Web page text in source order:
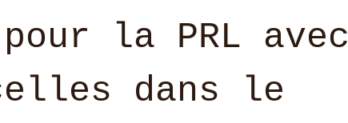
la PRL avec
dans le